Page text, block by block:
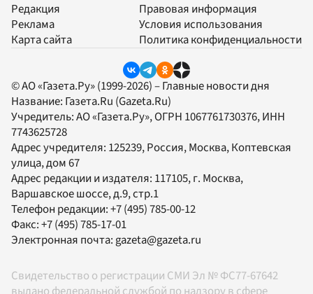
Редакция
Реклама
Карта сайта
Правовая информация
Условия использования
Политика конфиденциальности
© АО «Газета.Ру» (1999-2026) – Главные новости дня
Название: Газета.Ru (Gazeta.Ru)
Учредитель:АО «Газета.Ру», ОГРН 1067761730376, ИНН
7743625728
Адрес учредителя: 125239, Россия, Москва, Коптевская
улица, дом 67
Адрес редакции и издателя: 117105, г. Москва,
Варшавское шоссе, д.9, стр.1
Телефон редакции:+7 (495) 785-00-12
Факс:+7 (495) 785-17-01
Электронная почта:gazeta@gazeta.ru
Свидетельство о регистрации СМИ Эл № ФС77-67642